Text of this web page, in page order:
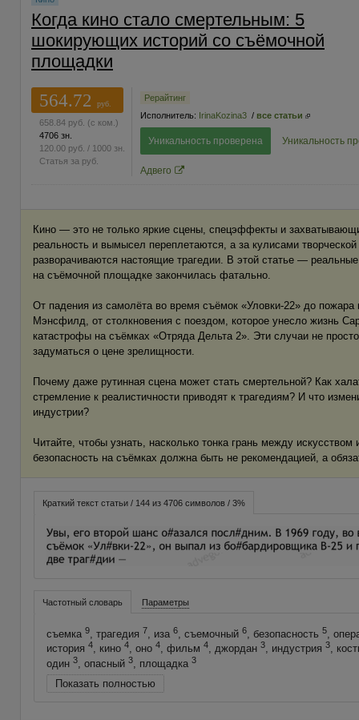
Когда кино стало смертельным: 5
шокирующих историй со съёмочной
площадки
564.72
руб.
658.84 руб. (с ком.)
4706 зн.
120.00 руб. / 1000 зн.
Статья за руб.
Рерайтинг
Исполнитель: IrinaKozina3 / все статьи
Уникальность проверена Уникальность
Адвего
Кино — это не только яркие сцены, спецэффекты и
реальность и вымысел переплетаются, а за кулисами
разворачиваются настоящие трагедии. В этой статье —
на съёмочной площадке закончилась фатально.
От падения из самолёта во время съёмок «Уловки-22» до
Мэнсфилд, от столкновения с поездом, которое унесло жизнь
катастрофы на съёмках «Отряда Дельта 2». Эти случаи не
задуматься о цене зрелищности.
Почему даже рутинная сцена может стать смертельной? Как
стремление к реалистичности приводят к трагедиям? И что
индустрии?
Читайте, чтобы узнать, насколько тонка грань между
безопасность на съёмках должна быть не рекомендацией, а
Краткий текст статьи / 144 из 4706 символов / 3%
Частотный словарь Параметры
съемка 9, трагедия 7, иза 6, съемочный 6, безопасность 5,
история 4, кино 4, оно 4, фильм 4, джордан 3, индустрия 3,
один 3, опасный 3, площадка 3
Показать полностью